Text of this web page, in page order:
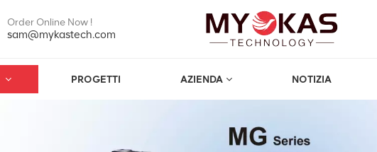
Order Online Now !
sam@mykastech.com
PROGETTI AZIENDA NOTIZIA